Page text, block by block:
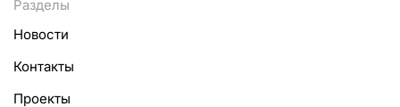
Разделы
Новости
Контакты
Проекты